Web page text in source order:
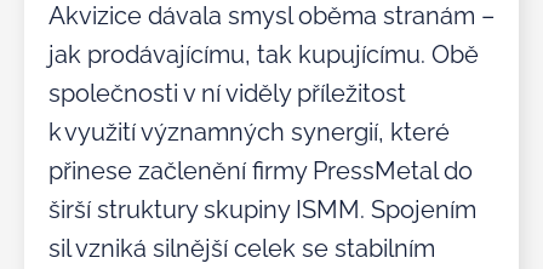
Akvizice dávala smysl oběma stranám –
jak prodávajícímu, tak kupujícímu. Obě
společnosti v ní viděly příležitost
k využití významných synergií, které
přinese začlenění firmy PressMetal do
širší struktury skupiny ISMM. Spojením
sil vzniká silnější celek se stabilním